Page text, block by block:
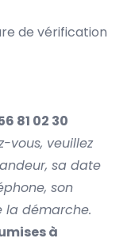
de vérification
81 02 30
vous, veuillez
sa date
son
la démarche.
à